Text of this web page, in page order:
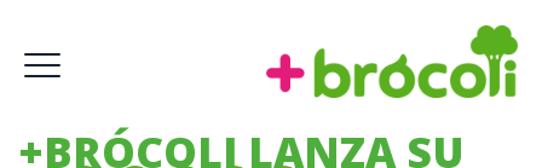
+BRÓCOLI LANZA SU